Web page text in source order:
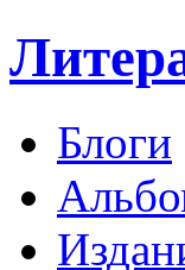
Блоги